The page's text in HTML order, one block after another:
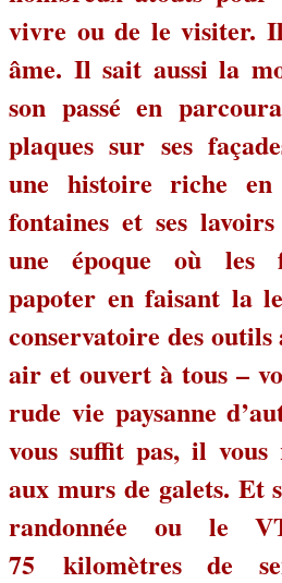
vivre ou de le visiter.
âme. Il sait aussi la
son passé en
plaques sur ses
une histoire riche en
fontaines et ses
une époque où les
papoter en faisant la
conservatoire des
air et ouvert à tous –
rude vie paysanne
vous suffit pas, il vous
aux murs de galets. Et
randonnée ou le
75 kilomètres de